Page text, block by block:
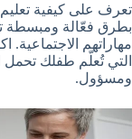
تعرف على كيفية
بطرق فعّالة ومبسطة
مهاراتهم
التي تُعلّم طفلك تحمل
ومسؤول.